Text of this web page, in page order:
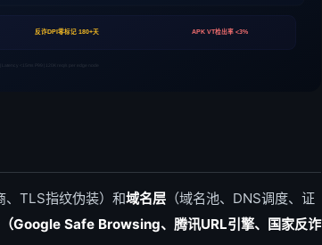
反诈DPI零标记 180+天 APK VT检出率 <3%
<15ms P99 | 120K req/s per edge node
、TLS指纹伪装）和域名层 （域名池、DNS调度、证
Google Safe Browsing、腾讯URL引擎、国家反诈